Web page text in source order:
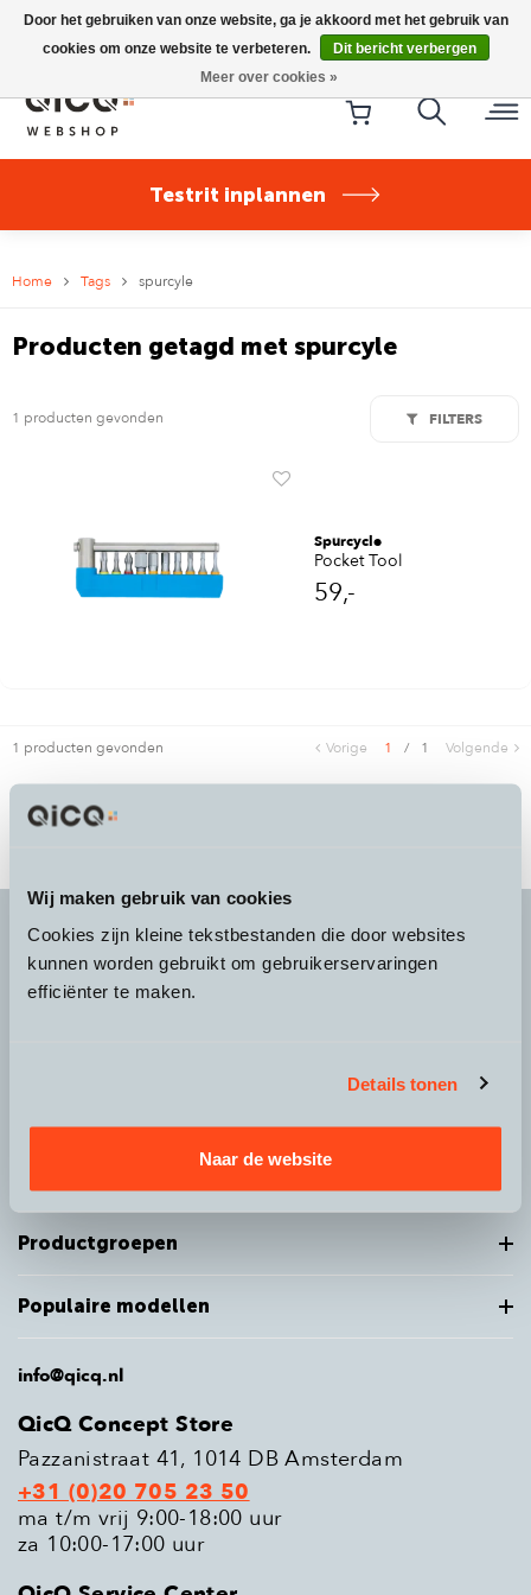
Wij maken gebruik van cookies
Cookies zijn kleine tekstbestanden die door websites
kunnen worden gebruikt om gebruikerservaringen
efficiënter te maken.
Details tonen
Naar de website
Riese & Müller Nevo5 Silent Core nu direct uit voorraad
leverbaar!
Testrit inplannen
Home Tags spurcyle
Producten getagd met spurcyle
1 producten gevonden FILTERS
Spurcycle
Pocket Tool
59,-
1 producten gevonden Vorige 1 / 1 Volgende
It's more than achoice
Productgroepen
Populaire modellen
info@qicq.nl
QicQ Concept Store
Pazzanistraat 41, 1014 DB Amsterdam
+31 (0)20 705 23 50
ma t/m vrij 9:00-18:00 uur
za 10:00-17:00 uur
Door het gebruiken van onze website, ga je akkoord met het gebruik van
cookies om onze website te verbeteren.
Dit bericht verbergen
Meer over cookies »